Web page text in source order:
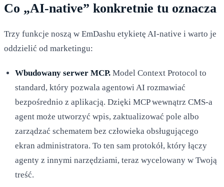
Co „AI-native” konkretnie tu oznacza
Trzy funkcje noszą w EmDashu etykietę AI-native i warto je
oddzielić od marketingu:
Wbudowany serwer MCP. Model Context Protocol to
standard, który pozwala agentowi AI rozmawiać
bezpośrednio z aplikacją. Dzięki MCP wewnątrz CMS-a
agent może utworzyć wpis, zaktualizować pole albo
zarządzać schematem bez człowieka obsługującego
ekran administratora. To ten sam protokół, który łączy
agenty z innymi narzędziami, teraz wycelowany w Twoją
treść.